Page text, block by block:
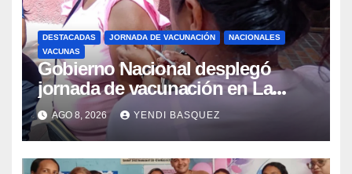
DESTACADAS JORNADA DE VACUNACIÓN
NACIONALES
VACUNAS
Gobierno Nacional desplegó
jornada de vacunación en La
Guaira para garantizar protección
epidemiológica
AGO 8, 2026 YENDI BASQUEZ